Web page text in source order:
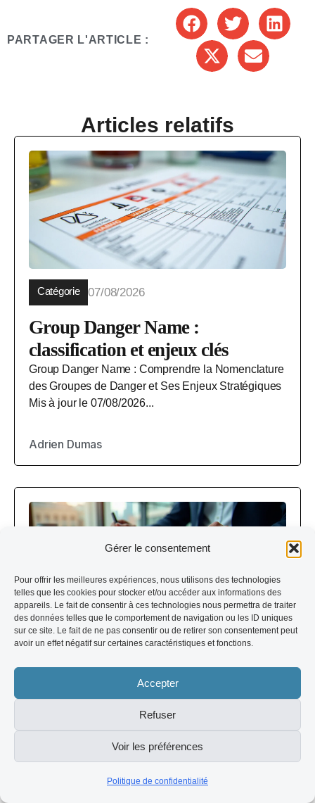
Gérer le consentement
Pour offrir les meilleures expériences, nous utilisons des technologies
telles que les cookies pour stocker et/ou accéder aux informations des
appareils. Le fait de consentir à ces technologies nous permettra de traiter
des données telles que le comportement de navigation ou les ID uniques
sur ce site. Le fait de ne pas consentir ou de retirer son consentement peut
avoir un effet négatif sur certaines caractéristiques et fonctions.
Accepter
Refuser
Voir les préférences
Politique de confidentialité
PARTAGER L'ARTICLE :
Articles relatifs
Catégorie 07/08/2026
Group Danger Name :
classification et enjeux clés
Group Danger Name : Comprendre la Nomenclature
des Groupes de Danger et Ses Enjeux Stratégiques
Mis à jour le 07/08/2026...
Adrien Dumas
Catégorie 06/08/2026
Group Danger Name :
comprendre les noms de groupes
Group Danger Name : tout comprendre sur la
dénomination des groupes à risque Mis à jour le
06/08/2026 par Adrien...